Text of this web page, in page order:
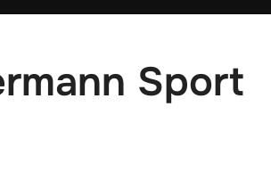
Sport